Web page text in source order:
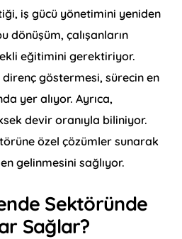
iş gücü yönetimini yeniden
dönüşüm, çalışanların
eğitimini gerektiriyor.
direnç göstermesi, sürecin en
yer alıyor. Ayrıca,
devir oranıyla biliniyor.
özel çözümler sunarak
gelinmesini sağlıyor.
Sektöründe
Sağlar?